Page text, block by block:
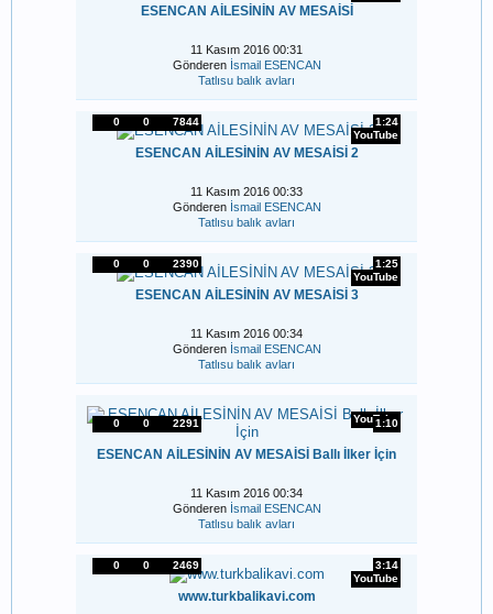
ESENCAN AİLESİNİN AV MESAİSİ
11 Kasım 2016 00:31
Gönderen İsmail ESENCAN
Tatlısu balık avları
YouTube
0 0 7844 1:24
ESENCAN AİLESİNİN AV MESAİSİ 2
11 Kasım 2016 00:33
Gönderen İsmail ESENCAN
Tatlısu balık avları
YouTube
0 0 2390 1:25
ESENCAN AİLESİNİN AV MESAİSİ 3
11 Kasım 2016 00:34
Gönderen İsmail ESENCAN
Tatlısu balık avları
YouTube
0 0 2291 1:10
ESENCAN AİLESİNİN AV MESAİSİ Ballı İlker İçin
11 Kasım 2016 00:34
Gönderen İsmail ESENCAN
Tatlısu balık avları
YouTube
0 0 2469 3:14
www.turkbalikavi.com